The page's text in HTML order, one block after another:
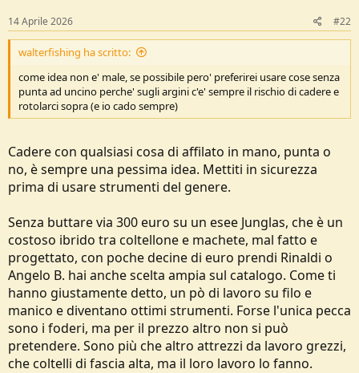
14 Aprile 2026 #22
walterfishing ha scritto:
come idea non e' male, se possibile pero' preferirei usare cose senza
punta ad uncino perche' sugli argini c'e' sempre il rischio di cadere e
rotolarci sopra (e io cado sempre)
Cadere con qualsiasi cosa di affilato in mano, punta o
no, è sempre una pessima idea. Mettiti in sicurezza
prima di usare strumenti del genere.
Senza buttare via 300 euro su un esee Junglas, che è un
costoso ibrido tra coltellone e machete, mal fatto e
progettato, con poche decine di euro prendi Rinaldi o
Angelo B. hai anche scelta ampia sul catalogo. Come ti
hanno giustamente detto, un pò di lavoro su filo e
manico e diventano ottimi strumenti. Forse l'unica pecca
sono i foderi, ma per il prezzo altro non si può
pretendere. Sono più che altro attrezzi da lavoro grezzi,
che coltelli di fascia alta, ma il loro lavoro lo fanno.